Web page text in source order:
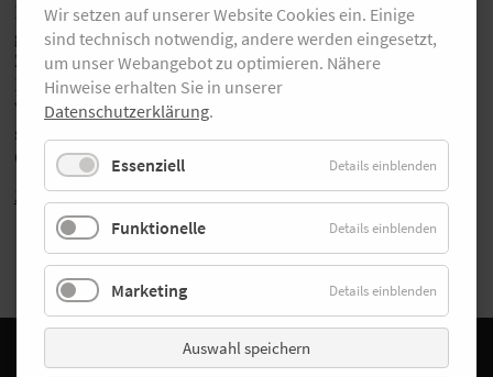
Die Läufer der Marathon- und Halbmarathondistanz
gingen um 19 Uhr an den Start und überquerten die
Ziellinie am festlich erleuchteten Rosengarten. Den
Dämmermarathon gewannen der Kenianer Benson
Waweru und die Deutsche Miriam Ostermann. Die
schönsten Bilder aus Mannheim findest Du in unserer
Galerie.
Zurück
Facebook
Instagram
Wir setzen auf unserer Website Cookies ein. Einige
sind technisch notwendig, andere werden eingesetzt,
um unser Webangebot zu optimieren. Nähere
Hinweise erhalten Sie in unserer
Datenschutzerklärung.
Essenziell Details einblenden
Funktionelle Details einblenden
Marketing Details einblenden
Auswahl speichern